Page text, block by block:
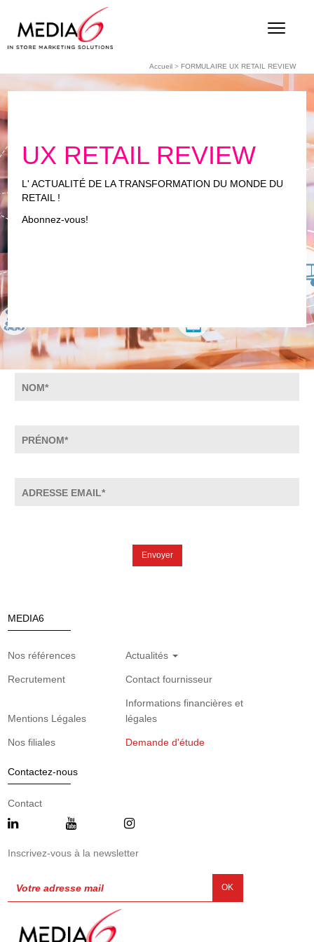
Accueil> FORMULAIRE UX RETAIL REVIEW
UX RETAIL REVIEW
L' ACTUALITÉ DE LA TRANSFORMATION DU MONDE DU
RETAIL !
Abonnez-vous!
NOM
PRÉNOM
ADRESSE EMAIL
Envoyer
MEDIA6
Nos références Actualités
Recrutement Contact fournisseur
Mentions Légales
Informations financières et
légales
Nos filiales Demande d'étude
Contactez-nous
Contact
Inscrivez-vous à la newsletter
OK